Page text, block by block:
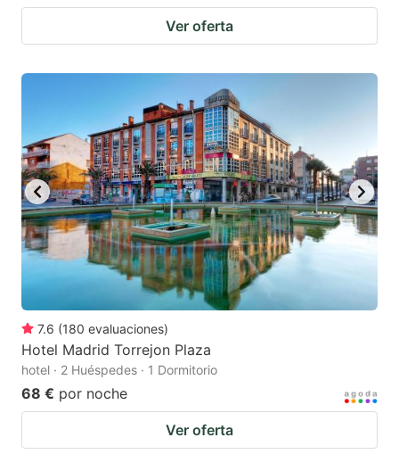
Ver oferta
7.6 (180 evaluaciones)
Hotel Madrid Torrejon Plaza
hotel · 2 Huéspedes · 1 Dormitorio
68 € por noche
Ver oferta